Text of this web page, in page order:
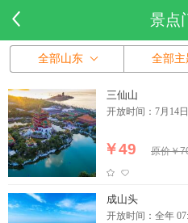
景点
全部山东 全部主
三仙山
开放时间：7月14
￥49 原价￥
成山头
开放时间：全年